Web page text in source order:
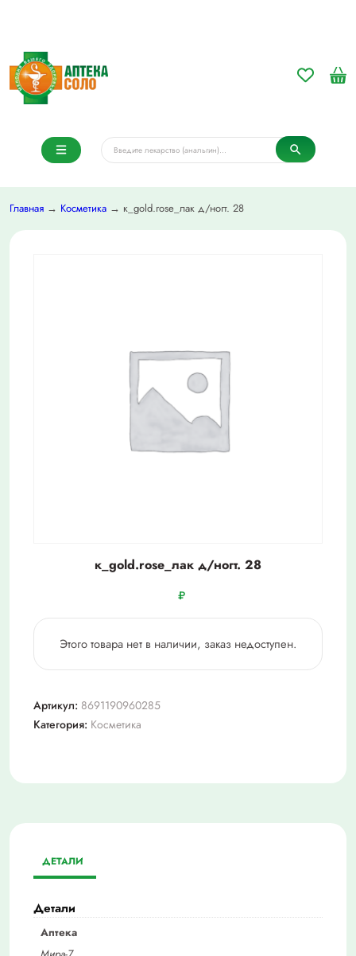
Главная → Косметика → к_gold.rose_лак д/ногт. 28
к_gold.rose_лак д/ногт. 28
₽
Этого товара нет в наличии, заказ недоступен.
Артикул: 8691190960285
Категория: Косметика
ДЕТАЛИ
Детали
Аптека